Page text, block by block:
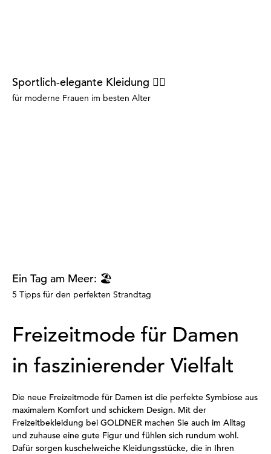
Sportlich-elegante Kleidung 🏃‍♀️
für moderne Frauen im besten Alter
Ein Tag am Meer: 🏖️
5 Tipps für den perfekten Strandtag
Freizeitmode für Damen
in faszinierender Vielfalt
Die neue Freizeitmode für Damen ist die perfekte Symbiose aus
maximalem Komfort und schickem Design. Mit der
Freizeitbekleidung bei GOLDNER machen Sie auch im Alltag
und zuhause eine gute Figur und fühlen sich rundum wohl.
Dafür sorgen kuschelweiche Kleidungsstücke, die in Ihren